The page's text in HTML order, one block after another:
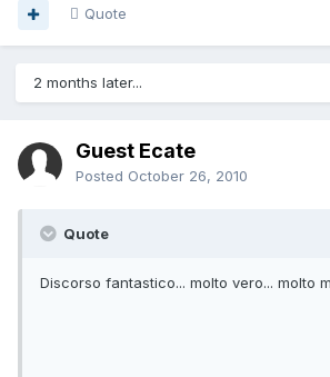
Quote
2 months later...
Guest Ecate
Posted October 26, 2010
Quote
Discorso fantastico... molto vero... molto